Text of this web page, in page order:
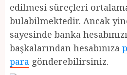
edilmesi süreçleri
bulabilmektedir. Ancak
sayesinde banka
başkalarından hesabınıza
para gönderebilirsiniz.